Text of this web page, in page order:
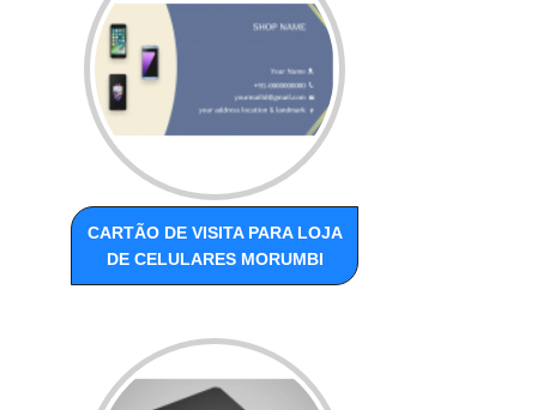
CARTÃO DE VISITA PARA LOJA
DE CELULARES MORUMBI